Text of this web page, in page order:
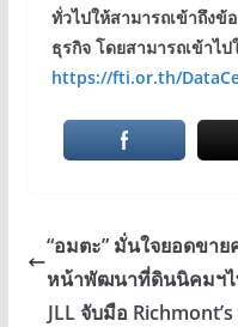
ทั่วไปให้สามารถเข้าถึง
ธุรกิจ โดยสามารถเข้าไ
https://fti.or.th/
“อมตะ” มั่นใจยอดขาย
หน้าพัฒนาที่ดินนิคมฯไ
JLL จับมือ